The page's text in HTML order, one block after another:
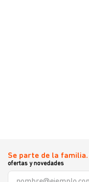
Se parte de la familia.
ofertas y novedades